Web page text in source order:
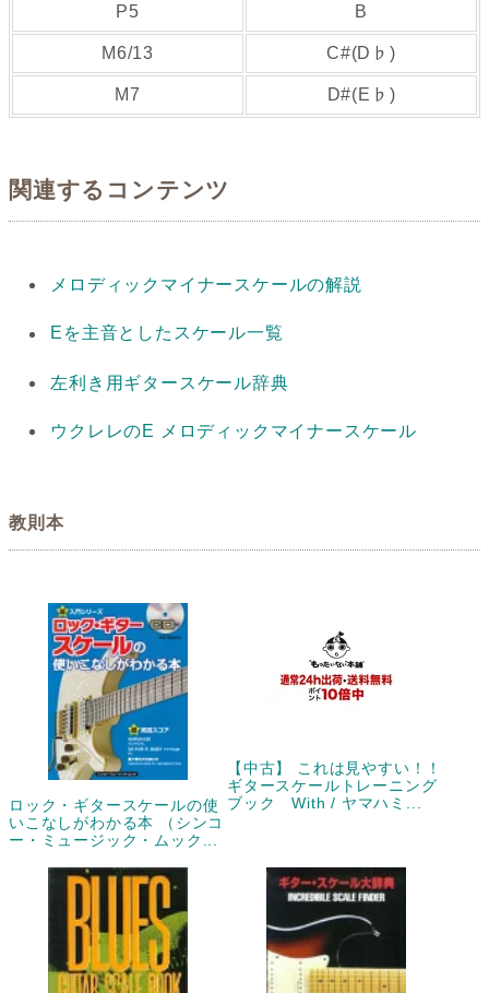
P5 B
M6/13 C#(D♭)
M7 D#(E♭)
関連するコンテンツ
メロディックマイナースケールの解説
Eを主音としたスケール一覧
左利き用ギタースケール辞典
ウクレレのE メロディックマイナースケール
教則本
ロック・ギタースケールの使
いこなしがわかる本 （シンコ
ー・ミュージック・ムック...
【中古】 これは見やすい！！
ギタースケールトレーニング
ブック With / ヤマハミ...